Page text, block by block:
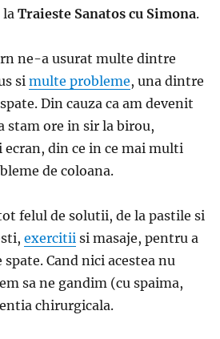
Traieste Sanatos cu Simona.
ne-a usurat multe dintre
si multe probleme, una dintre
Din cauza ca am devenit
stam ore in sir la birou,
din ce in ce mai multi
de coloana.
felul de solutii, de la pastile si
exercitii si masaje, pentru a
Cand nici acestea nu
sa ne gandim (cu spaima,
chirurgicala.